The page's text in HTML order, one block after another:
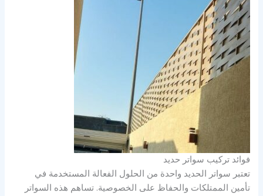
فوائد تركيب سواتر حديد
تعتبر سواتر الحديد واحدة من الحلول الفعالة المستخدمة في
تأمين الممتلكات والحفاظ على الخصوصية. تساهم هذه السواتر